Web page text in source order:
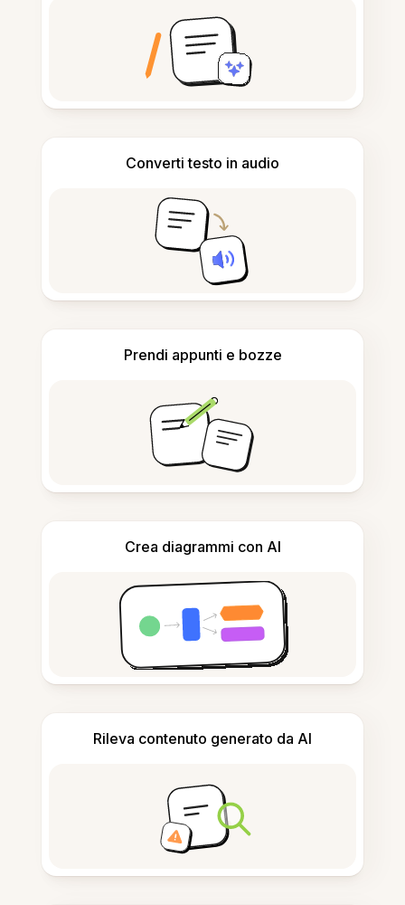
Converti testo in audio
Prendi appunti e bozze
Crea diagrammi con AI
Rileva contenuto generato da AI